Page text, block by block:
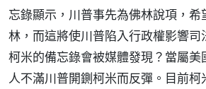
忘錄顯示，川普事先為佛林說項，希
林，而這將使川普陷入行政權影響司
柯米的備忘錄會被媒體發現？當屬美
人不滿川普開鍘柯米而反彈。目前